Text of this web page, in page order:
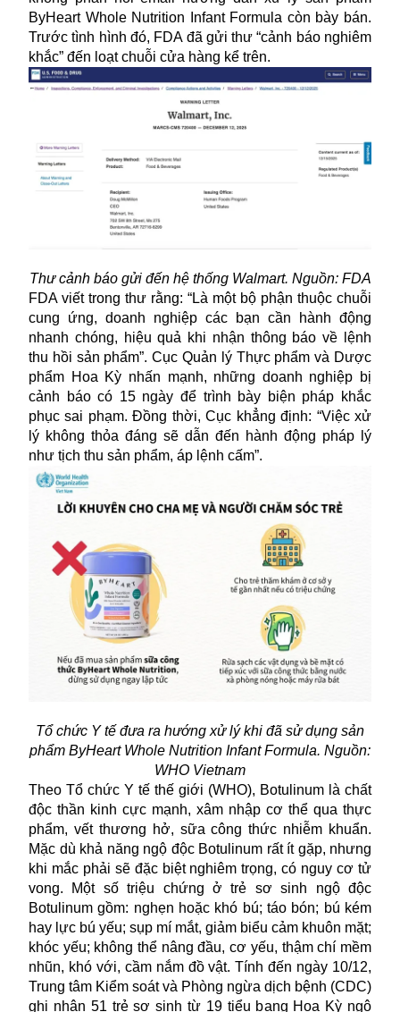
ByHeart Whole Nutrition Infant Formula còn bày bán.
Trước tình hình đó, FDA đã gửi thư “cảnh báo nghiêm
khắc” đến loạt chuỗi cửa hàng kể trên.
Thư cảnh báo gửi đến hệ thống Walmart. Nguồn: FDA
FDA viết trong thư rằng: “Là một bộ phận thuộc chuỗi
cung ứng, doanh nghiệp các bạn cần hành động
nhanh chóng, hiệu quả khi nhận thông báo về lệnh
thu hồi sản phẩm”. Cục Quản lý Thực phẩm và Dược
phẩm Hoa Kỳ nhấn mạnh, những doanh nghiệp bị
cảnh báo có 15 ngày để trình bày biện pháp khắc
phục sai phạm. Đồng thời, Cục khẳng định: “Việc xử
lý không thỏa đáng sẽ dẫn đến hành động pháp lý
như tịch thu sản phẩm, áp lệnh cấm”.
Tổ chức Y tế đưa ra hướng xử lý khi đã sử dụng sản
phẩm ByHeart Whole Nutrition Infant Formula. Nguồn:
WHO Vietnam
Theo Tổ chức Y tế thế giới (WHO), Botulinum là chất
độc thần kinh cực mạnh, xâm nhập cơ thể qua thực
phẩm, vết thương hở, sữa công thức nhiễm khuẩn.
Mặc dù khả năng ngộ độc Botulinum rất ít gặp, nhưng
khi mắc phải sẽ đặc biệt nghiêm trọng, có nguy cơ tử
vong. Một số triệu chứng ở trẻ sơ sinh ngộ độc
Botulinum gồm: nghẹn hoặc khó bú; táo bón; bú kém
hay lực bú yếu; sụp mí mắt, giảm biểu cảm khuôn mặt;
khóc yếu; không thể nâng đầu, cơ yếu, thậm chí mềm
nhũn, khó với, cầm nắm đồ vật. Tính đến ngày 10/12,
Trung tâm Kiểm soát và Phòng ngừa dịch bệnh (CDC)
ghi nhận 51 trẻ sơ sinh từ 19 tiểu bang Hoa Kỳ ngộ